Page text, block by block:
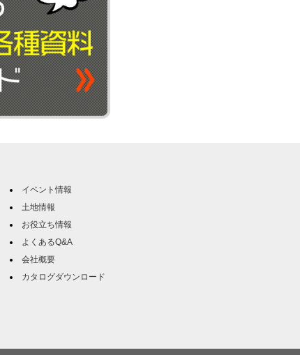
イベント情報
土地情報
お役立ち情報
よくあるQ&A
会社概要
カタログダウンロード